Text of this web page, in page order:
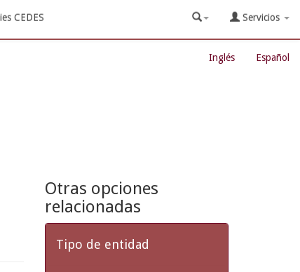
CEDES Servicios
Inglés Español
Otras opciones
relacionadas
Tipo de entidad